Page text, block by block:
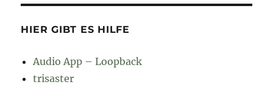
HIER GIBT ES HILFE
Audio App – Loopback
trisaster